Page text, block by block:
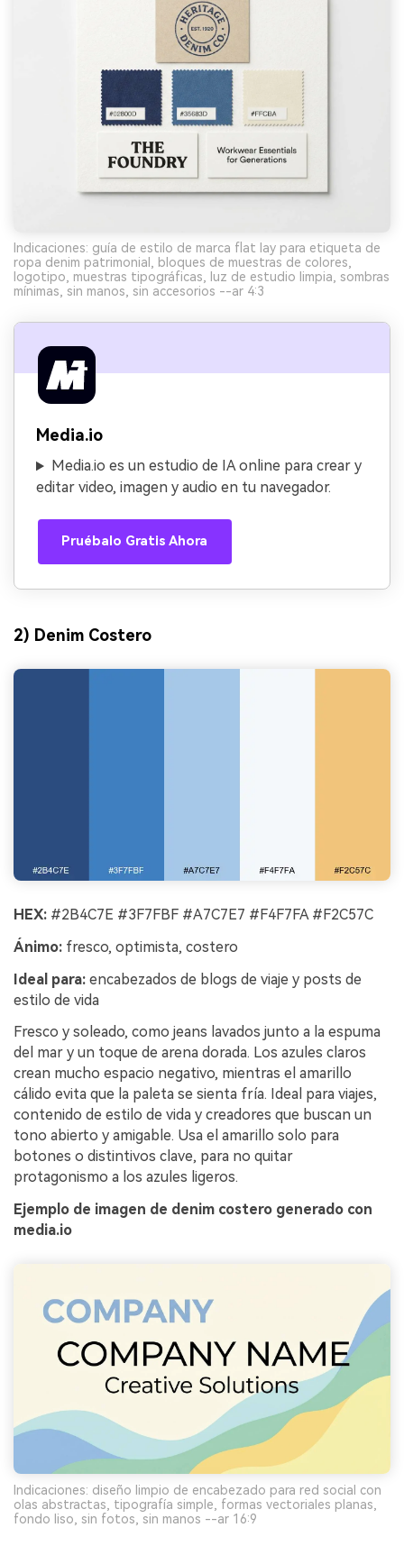
Indicaciones: guía de estilo de marca flat lay para etiqueta de
ropa denim patrimonial, bloques de muestras de colores,
logotipo, muestras tipográficas, luz de estudio limpia, sombras
mínimas, sin manos, sin accesorios --ar 4:3
Media.io
Media.io es un estudio de IA online para crear y
editar video, imagen y audio en tu navegador.
Pruébalo Gratis Ahora
2) Denim Costero
HEX: #2B4C7E #3F7FBF #A7C7E7 #F4F7FA #F2C57C
Ánimo: fresco, optimista, costero
Ideal para: encabezados de blogs de viaje y posts de
estilo de vida
Fresco y soleado, como jeans lavados junto a la espuma
del mar y un toque de arena dorada. Los azules claros
crean mucho espacio negativo, mientras el amarillo
cálido evita que la paleta se sienta fría. Ideal para viajes,
contenido de estilo de vida y creadores que buscan un
tono abierto y amigable. Usa el amarillo solo para
botones o distintivos clave, para no quitar
protagonismo a los azules ligeros.
Ejemplo de imagen de denim costero generado con
media.io
Indicaciones: diseño limpio de encabezado para red social con
olas abstractas, tipografía simple, formas vectoriales planas,
fondo liso, sin fotos, sin manos --ar 16:9